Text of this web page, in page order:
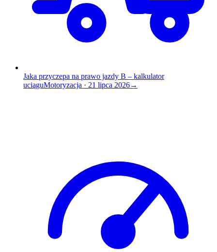
Jaka przyczepa na prawo jazdy B – kalkulator
uciąguMotoryzacja · 21 lipca 2026→